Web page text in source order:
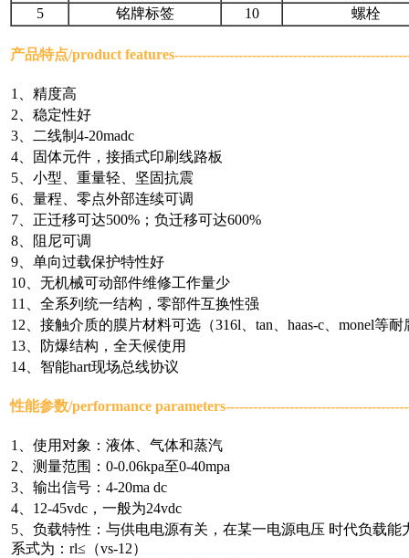
5
铭牌标签 10 螺栓
产品特点/product features
1、精度高
2、稳定性好
3、二线制4-20madc
4、固体元件，接插式印刷线路板
5、小型、重量轻、坚固抗震
6、量程、零点外部连续可调
7、正迁移可达500%；负迁移可达600%
8、阻尼可调
9、单向过载保护特性好
10、无机械可动部件维修工作量少
11、全系列统一结构，零部件互换性强
12、接触介质的膜片材料可选（316l、tan、haas-c、monel等
13、防爆结构，全天候使用
14、智能hart现场总线协议
性能参数/performance parameters
1、使用对象：液体、气体和蒸汽
2、测量范围：0-0.06kpa至0-40mpa
3、输出信号：4-20ma dc
4、12-45vdc，一般为24vdc
5、负载特性：与供电电源有关，在某一电源电压 时代负载
系式为：rl≤（vs-12）